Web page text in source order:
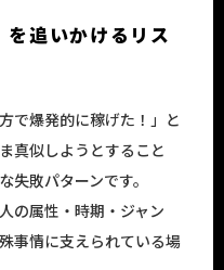
を追いかけるリス
で爆発的に稼げた！」と
真似しようとすること
失敗パターンです。
の属性・時期・ジャン
事情に支えられている場